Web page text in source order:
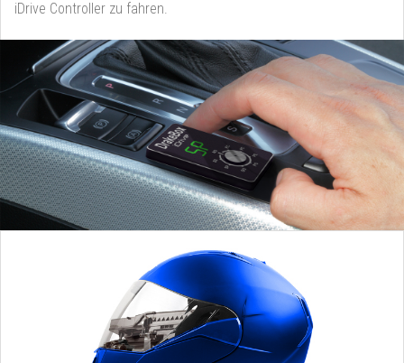
iDrive Controller zu fahren.